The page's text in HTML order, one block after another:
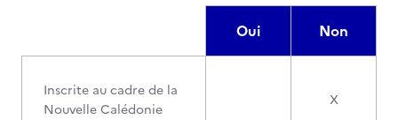
Oui Non
Inscrite au cadre de la
Nouvelle Calédonie
X